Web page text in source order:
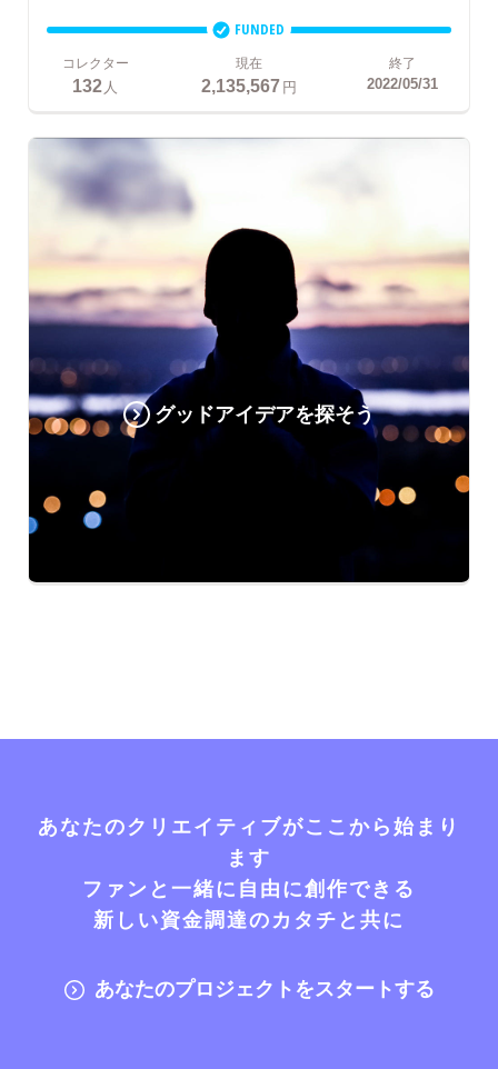
FUNDED
コレクター
132 人
現在
2,135,567円
終了
2022/05/31
グッドアイデアを探そう
あなたのクリエイティブがここから始まり
ます
ファンと一緒に自由に創作できる
新しい資金調達のカタチと共に
あなたのプロジェクトをスタートする